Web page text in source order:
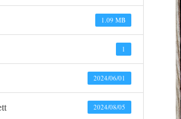
1.09 MB
1
2024/06/01
2024/08/05